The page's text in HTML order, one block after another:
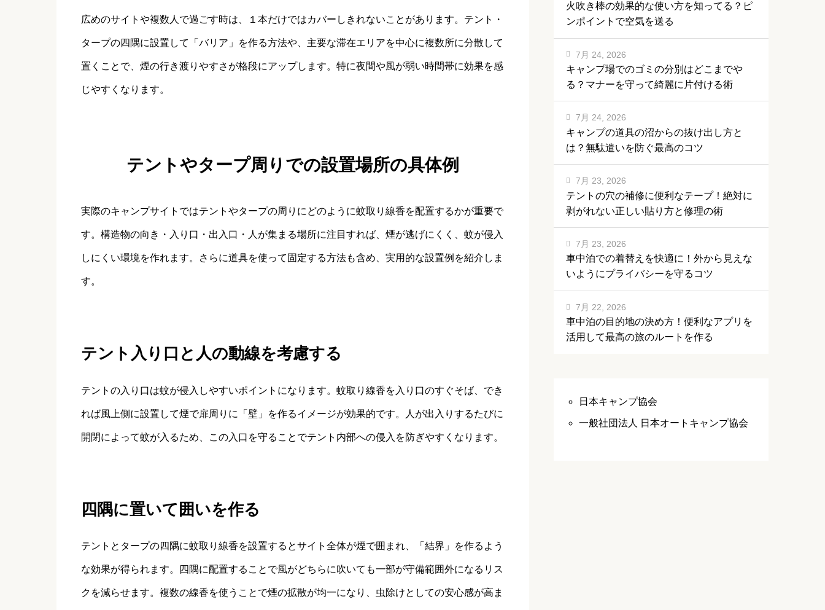
広めのサイトや複数人で過ごす時は、１本だけではカバーしきれないことがあります。テント・
タープの四隅に設置して「バリア」を作る方法や、主要な滞在エリアを中心に複数所に分散して
置くことで、煙の行き渡りやすさが格段にアップします。特に夜間や風が弱い時間帯に効果を感
じやすくなります。
テントやタープ周りでの設置場所の具体例
実際のキャンプサイトではテントやタープの周りにどのように蚊取り線香を配置するかが重要で
す。構造物の向き・入り口・出入口・人が集まる場所に注目すれば、煙が逃げにくく、蚊が侵入
しにくい環境を作れます。さらに道具を使って固定する方法も含め、実用的な設置例を紹介しま
す。
テント入り口と人の動線を考慮する
テントの入り口は蚊が侵入しやすいポイントになります。蚊取り線香を入り口のすぐそば、でき
れば風上側に設置して煙で扉周りに「壁」を作るイメージが効果的です。人が出入りするたびに
開閉によって蚊が入るため、この入口を守ることでテント内部への侵入を防ぎやすくなります。
四隅に置いて囲いを作る
テントとタープの四隅に蚊取り線香を設置するとサイト全体が煙で囲まれ、「結界」を作るよう
な効果が得られます。四隅に配置することで風がどちらに吹いても一部が守備範囲外になるリス
クを減らせます。複数の線香を使うことで煙の拡散が均一になり、虫除けとしての安心感が高ま
火吹き棒の効果的な使い方を知ってる？ピ
ンポイントで空気を送る
キャンプ場でのゴミの分別はどこまでや
る？マナーを守って綺麗に片付ける術
7月 24, 2026
キャンプの道具の沼からの抜け出し方と
は？無駄遣いを防ぐ最高のコツ
7月 24, 2026
テントの穴の補修に便利なテープ！絶対に
剥がれない正しい貼り方と修理の術
7月 23, 2026
車中泊での着替えを快適に！外から見えな
いようにプライバシーを守るコツ
7月 23, 2026
車中泊の目的地の決め方！便利なアプリを
活用して最高の旅のルートを作る
7月 22, 2026
日本キャンプ協会
一般社団法人 日本オートキャンプ協会